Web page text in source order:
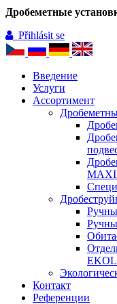
Дробеметные
Přihlásit se
Введение
Услуги
Ассортимент
Контакт
Референции